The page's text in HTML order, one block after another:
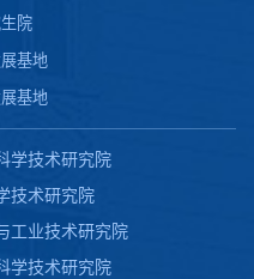
院
基地
基地
学技术研究院
技术研究院
工业技术研究院
学技术研究院